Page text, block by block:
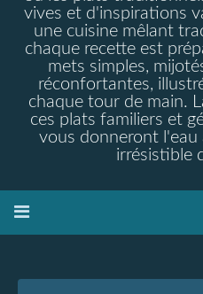
vives et d'inspirations
une cuisine mêlant
chaque recette est
mets simples,
réconfortantes,
chaque tour de main.
ces plats familiers et
vous donneront l'eau
irrésistible